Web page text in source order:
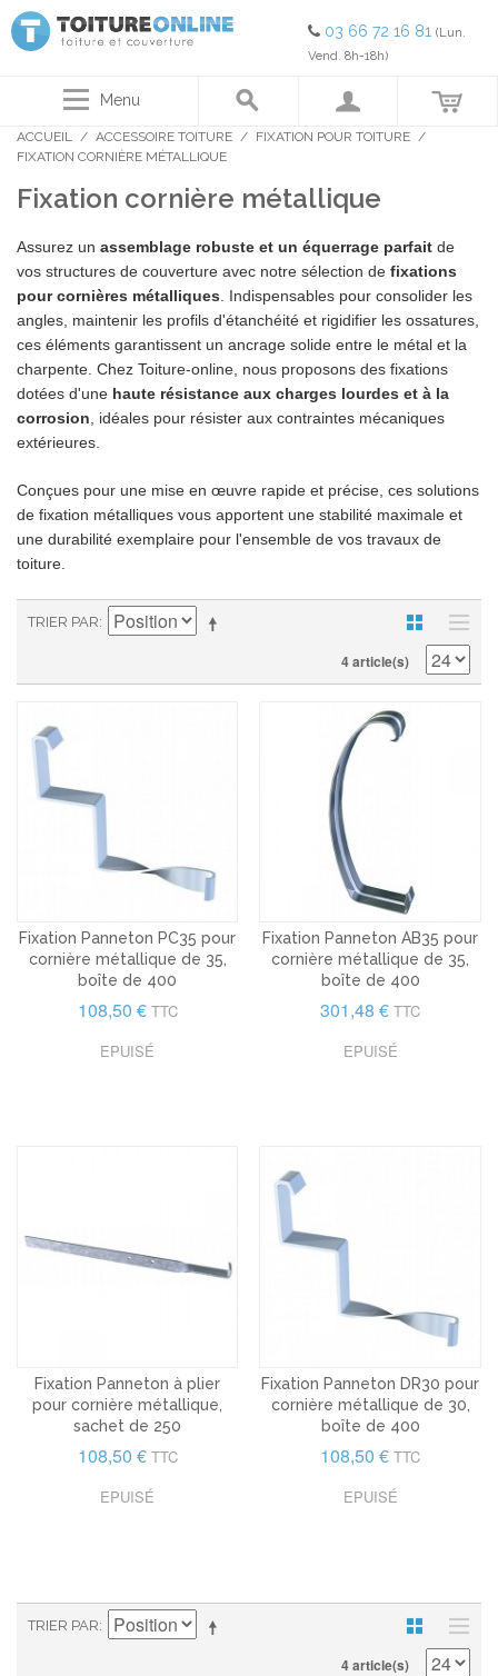
03 66 72 16 81 (Lun.
Vend. 8h-18h)
Menu
ACCUEIL / ACCESSOIRE TOITURE / FIXATION POUR TOITURE /
FIXATION CORNIÈRE MÉTALLIQUE
Fixation cornière métallique
Assurez un assemblage robuste et un équerrage parfait de
vos structures de couverture avec notre sélection de fixations
pour cornières métalliques . Indispensables pour consolider les
angles, maintenir les profils d'étanchéité et rigidifier les ossatures,
ces éléments garantissent un ancrage solide entre le métal et la
charpente. Chez Toiture-online, nous proposons des fixations
dotées d'une haute résistance aux charges lourdes et à la
corrosion , idéales pour résister aux contraintes mécaniques
extérieures.
Conçues pour une mise en œuvre rapide et précise, ces solutions
de fixation métalliques vous apportent une stabilité maximale et
une durabilité exemplaire pour l'ensemble de vos travaux de
toiture.
TRIER PAR
4 article(s)
Fixation Panneton PC35 pour
cornière métallique de 35,
boîte de 400
108,50 € TTC
EPUISÉ
Fixation Panneton AB35 pour
cornière métallique de 35,
boîte de 400
301,48 € TTC
EPUISÉ
Fixation Panneton à plier
pour cornière métallique,
sachet de 250
108,50 € TTC
EPUISÉ
Fixation Panneton DR30 pour
cornière métallique de 30,
boîte de 400
108,50 € TTC
EPUISÉ
TRIER PAR
4 article(s)